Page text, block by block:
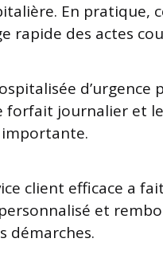
En pratique,
rapide des actes
d’urgence
forfait journalier et
client efficace a
et
démarches.